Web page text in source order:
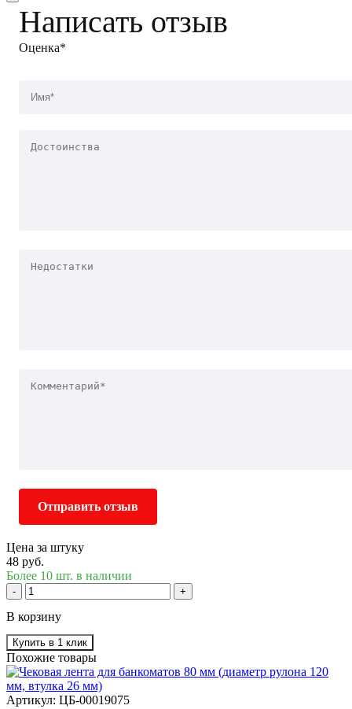
Написать отзыв
Оценка*
Отправить отзыв
Цена за штуку
48 руб.
Более 10 шт. в наличии
- +
В корзину
Купить в 1 клик
Похожие товары
Артикул: ЦБ-00019075